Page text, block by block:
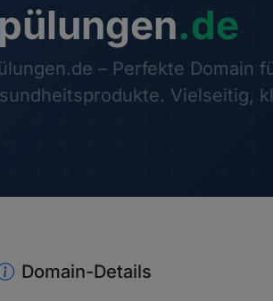
.de
– Perfekte Domain
Vielseitig,
Domain-Details